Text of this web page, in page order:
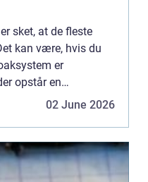
sket, at de fleste
kan være, hvis du
er
opstår en
i dit kloaksystem,
02 June 2026